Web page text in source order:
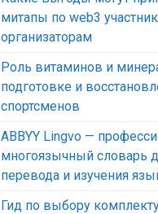
митапы по web3
организаторам
Роль витаминов и
подготовке и
спортсменов
ABBYY Lingvo —
многоязычный словарь
перевода и изучения
Гид по выбору